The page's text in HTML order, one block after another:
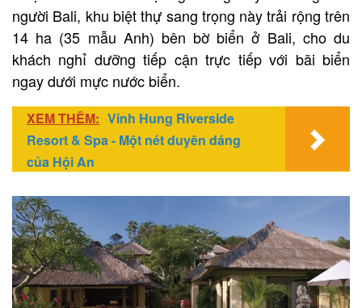
người Bali, khu biệt thự sang trọng này trải rộng trên
14 ha (35 mẫu Anh) bên bờ biển ở Bali, cho du
khách nghỉ dưỡng tiếp cận trực tiếp với bãi biển
ngay dưới mực nước biển.
XEM THÊM: Vinh Hung Riverside
Resort & Spa - Một nét duyên dáng
của Hội An